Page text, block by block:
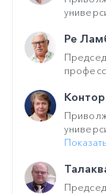
Ре